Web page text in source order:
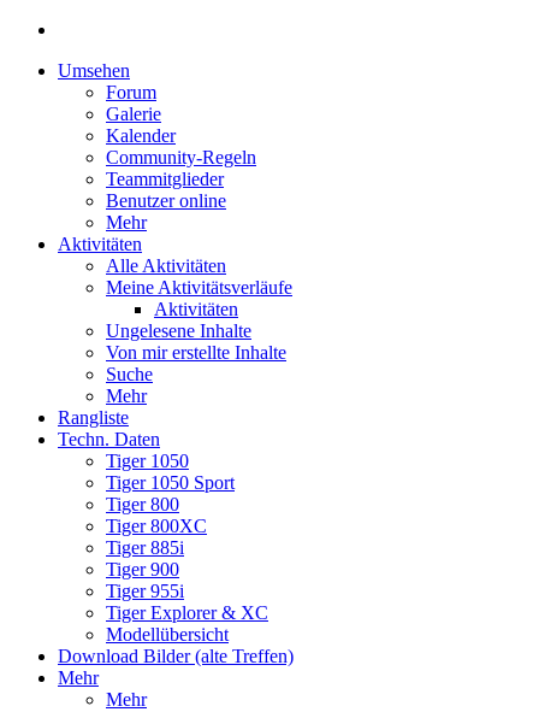
Umsehen
Forum
Galerie
Kalender
Community-Regeln
Teammitglieder
Benutzer online
Mehr
Aktivitäten
Alle Aktivitäten
Meine Aktivitätsverläufe
Aktivitäten
Ungelesene Inhalte
Von mir erstellte Inhalte
Suche
Mehr
Rangliste
Techn. Daten
Tiger 1050
Tiger 1050 Sport
Tiger 800
Tiger 800XC
Tiger 885i
Tiger 900
Tiger 955i
Tiger Explorer & XC
Modellübersicht
Download Bilder (alte Treffen)
Mehr
Mehr